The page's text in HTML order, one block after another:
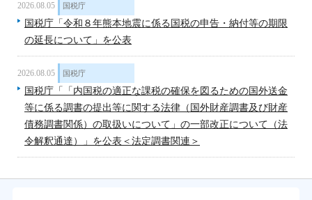
2026.08.05 国税庁
国税庁「令和８年熊本地震に係る国税の申告・納付等の期限
の延長について」を公表
2026.08.05 国税庁
国税庁「「内国税の適正な課税の確保を図るための国外送金
等に係る調書の提出等に関する法律（国外財産調書及び財産
債務調書関係）の取扱いについて」の一部改正について（法
令解釈通達）」を公表＜法定調書関連＞